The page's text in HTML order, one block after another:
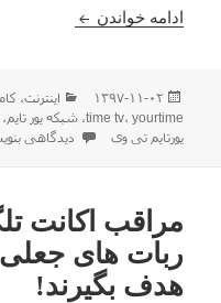
ادامه خواندن معرفی شبکه
ارسال
شده
در
۱۳۹۷-۱۱-۰۲ دسته‌ها
اينترنت،
time tv، yourtime ، شبکه یور تایم،
یورتایم تی وی
برای معرفی
دیدگاهی
مراقب اکانت
ربات های
هدف بگیرند!